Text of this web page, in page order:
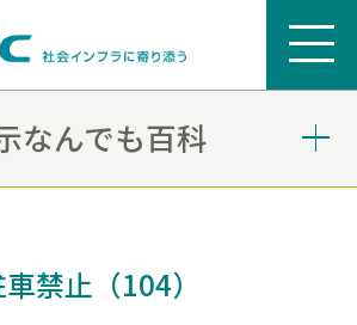
なんでも百科
禁止（104）